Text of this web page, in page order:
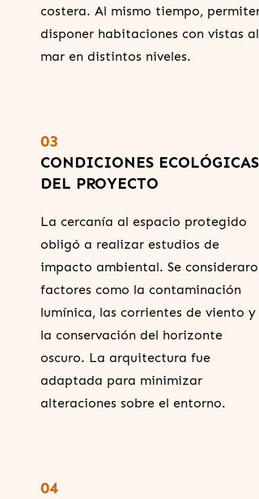
costera. Al mismo tiempo, permiten
disponer habitaciones con vistas al
mar en distintos niveles.
03
CONDICIONES ECOLÓGICAS
DEL PROYECTO
La cercanía al espacio protegido
obligó a realizar estudios de
impacto ambiental. Se consideraron
factores como la contaminación
lumínica, las corrientes de viento y
la conservación del horizonte
oscuro. La arquitectura fue
adaptada para minimizar
alteraciones sobre el entorno.
04